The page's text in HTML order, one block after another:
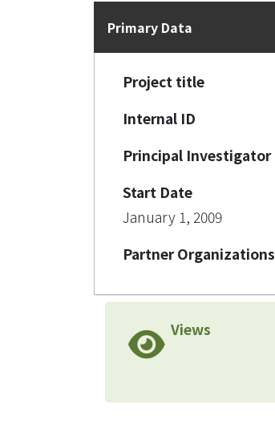
Primary Data
Project title
Internal ID
Principal Investigator
Start Date
January 1, 2009
Partner Organizations
Views